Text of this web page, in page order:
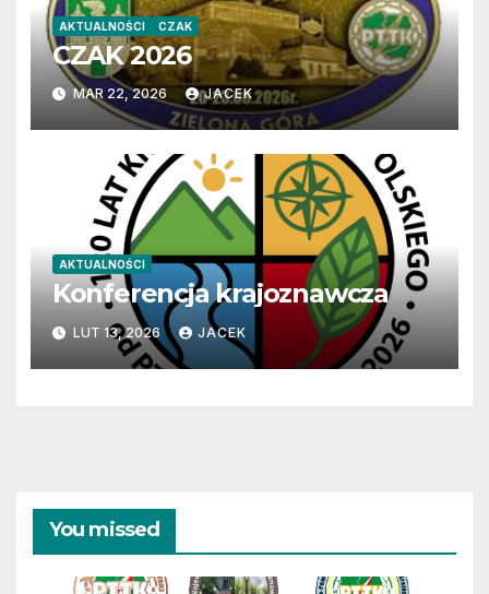
AKTUALNOŚCI CZAK
CZAK 2026
MAR 22, 2026 JACEK
AKTUALNOŚCI
Konferencja krajoznawcza
LUT 13, 2026 JACEK
You missed